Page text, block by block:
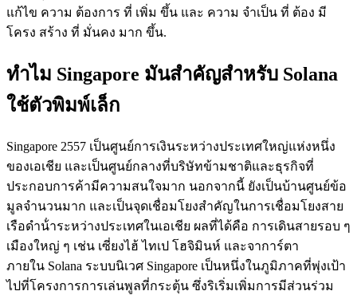
แก้ไข ความ ต้องการ ที่ เพิ่ม ขึ้น และ ความ จําเป็น ที่ ต้อง มี
โครง สร้าง ที่ มั่นคง มาก ขึ้น.
ทําไม Singapore มันสําคัญสําหรับ Solana
ใช้ตัวพิมพ์เล็ก
Singapore 2557 เป็นศูนย์การเงินระหว่างประเทศใหญ่แห่งหนึ่ง
ของเอเชีย และเป็นศูนย์กลางที่บริษัทข้ามชาติและธุรกิจที่
ประกอบการค้ามีความสนใจมาก นอกจากนี้ ยังเป็นบ้านศูนย์ข้อ
มูลจํานวนมาก และเป็นจุดเชื่อมโยงสําคัญในการเชื่อมโยงสาย
เรือดําน้ําระหว่างประเทศในเอเชีย ผลที่ได้คือ การเดินสายรอบ ๆ
เมืองใหญ่ ๆ เช่น เซี่ยงไฮ้ ไทเป โฮจิมินห์ และจาการ์ตา
ภายใน Solana ระบบนิเวศ Singapore เป็นหนึ่งในภูมิภาคที่พุ่งเป้า
ไปที่โครงการการเล่นพูลที่กระตุ้น ซึ่งริเริ่มเพิ่มการมีส่วนร่วม